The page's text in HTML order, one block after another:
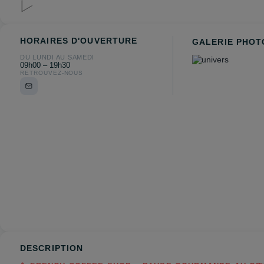
HORAIRES D'OUVERTURE
DU LUNDI AU SAMEDI
09h00 – 19h30
RETROUVEZ-NOUS
GALERIE
DESCRIPTION